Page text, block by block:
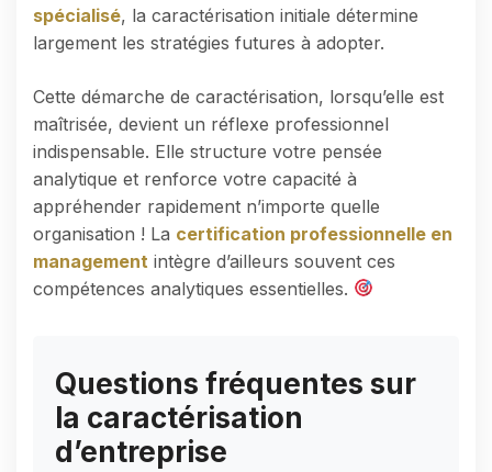
spécialisé, la caractérisation initiale détermine
largement les stratégies futures à adopter.
Cette démarche de caractérisation, lorsqu’elle est
maîtrisée, devient un réflexe professionnel
indispensable. Elle structure votre pensée
analytique et renforce votre capacité à
appréhender rapidement n’importe quelle
organisation ! La certification professionnelle en
management intègre d’ailleurs souvent ces
compétences analytiques essentielles.
Questions fréquentes sur
la caractérisation
d’entreprise